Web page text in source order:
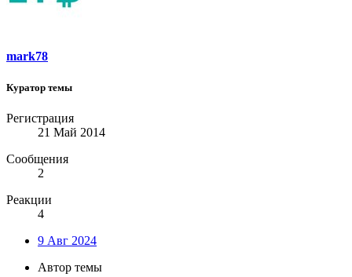
mark78
Куратор темы
Регистрация
21 Май 2014
Сообщения
2
Реакции
4
9 Авг 2024
Автор темы